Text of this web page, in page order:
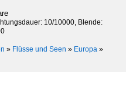
10/10000, Blende:
» Flüsse und Seen » Europa »